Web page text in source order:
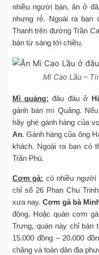
nhiều người bán, ăn ở
nhưng rẻ. Ngoài ra bạn
Thanh trên đường Trần
bán từ sáng tới chiều.
Mì Cao Lầu –
Mì quảng: đâu đâu ở
gánh bán mì Quảng.
hãy ghé gánh hàng của
An. Gánh hàng của ông
khách. Ngoài ra bạn có
Trần Phú.
Cơm gà: có nhiều
chỉ số 26 Phan Chu
xưa nay.Cơm gà bà
động. Hoặc quán cơm
Trưng, quán này chỉ bán
15.000 đồng – 20.000
chăng và toàn dân địa